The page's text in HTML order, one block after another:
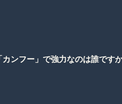
カンフー」で強力なのは誰です